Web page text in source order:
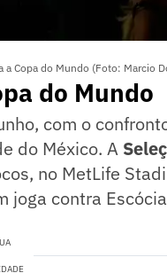
Copa do Mundo (Foto: Marcio
do Mundo
com o
do México. A
no MetLife
joga contra